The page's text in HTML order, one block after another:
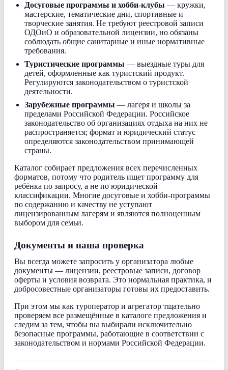
Досуговые программы и хобби-клубы — кружки,
мастерские, тематические дни, спортивные и
творческие занятия. Не требуют реестровой записи
ОДОиО и образовательной лицензии, но обязаны
соблюдать общие санитарные и иные нормативные
требования.
Туристические программы — выездные туры для
детей, оформленные как туристский продукт.
Регулируются законодательством о туристской
деятельности.
Зарубежные программы — лагеря и школы за
пределами Российской Федерации. Российское
законодательство об организациях отдыха на них не
распространяется; формат и юридический статус
определяются законодательством принимающей
страны.
Каталог собирает предложения всех перечисленных
форматов, потому что родитель ищет программу для
ребёнка по запросу, а не по юридической
классификации. Многие досуговые и хобби-программы
по содержанию и качеству не уступают
лицензированным лагерям и являются полноценным
выбором для семьи.
Документы и наша проверка
Вы всегда можете запросить у организатора любые
документы — лицензии, реестровые записи, договор
оферты и условия возврата. Это нормальная практика, и
добросовестные организаторы готовы их предоставить.
При этом мы как туроператор и агрегатор тщательно
проверяем все размещённые в каталоге предложения и
следим за тем, чтобы вы выбирали исключительно
безопасные программы, работающие в соответствии с
законодательством и нормами Российской Федерации.